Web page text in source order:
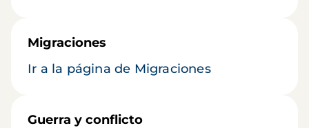
Migraciones
Ir a la página de Migraciones
Guerra y conflicto